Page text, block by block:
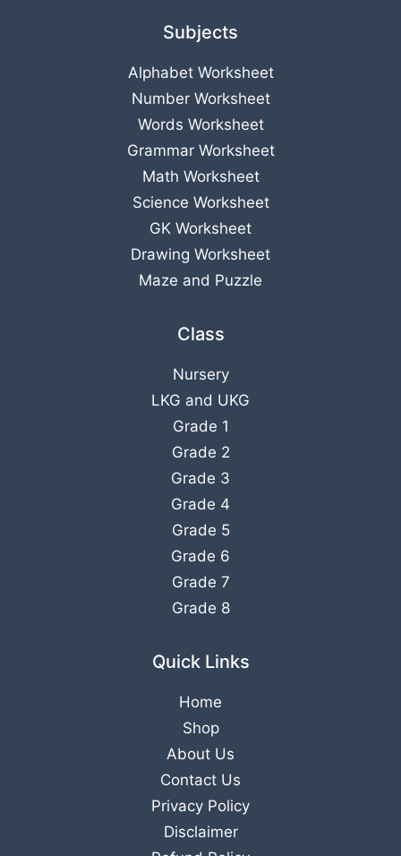
Subjects
Alphabet Worksheet
Number Worksheet
Words Worksheet
Grammar Worksheet
Math Worksheet
Science Worksheet
GK Worksheet
Drawing Worksheet
Maze and Puzzle
Class
Nursery
LKG and UKG
Grade 1
Grade 2
Grade 3
Grade 4
Grade 5
Grade 6
Grade 7
Grade 8
Quick Links
Home
Shop
About Us
Contact Us
Privacy Policy
Disclaimer